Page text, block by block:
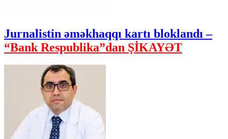
Jurnalistin əməkhaqqı kartı bloklandı –
“Bank Respublika”dan ŞİKAYƏT